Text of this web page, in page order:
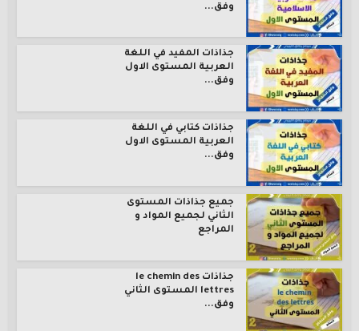
وفق...
جذاذات المفيد في اللغة
العربية المستوى الاول
وفق...
جذاذات كتابي في اللغة
العربية المستوى الاول
وفق...
جميع جذاذات المستوى
الثاني لجميع المواد و
المراجع
جذاذات le chemin des
lettres المستوى الثاني
وفق...